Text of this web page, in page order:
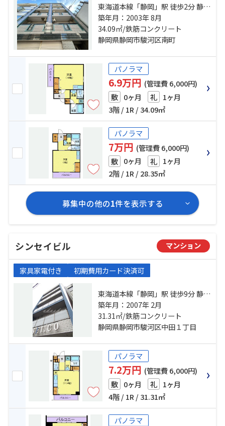
東海道本線「静岡」駅 徒歩2分 静岡
鉄道静岡清水線「新静岡」駅 徒歩
11分 静岡鉄道静岡清水線「日吉
町」駅 徒歩13分
築年月：2003年 8月
34.09㎡/鉄筋コンクリート
静岡県静岡市駿河区南町
パノラマ
6.9万円 (管理費 6,000円)
敷 0ヶ月 礼 1ヶ月
3階 / 1R / 34.09㎡
パノラマ
7万円 (管理費 6,000円)
敷 0ヶ月 礼 1ヶ月
2階 / 1R / 28.35㎡
募集中の他の1件を表示する
シンセイビル マンション
家具家電付き 初期費用カード決済可
東海道本線「静岡」駅 徒歩9分 静岡
鉄道静岡清水線「新静岡」駅 徒歩
17分 静岡鉄道静岡清水線「日吉
町」駅 徒歩19分
築年月：2007年 2月
31.31㎡/鉄筋コンクリート
静岡県静岡市駿河区中田１丁目
パノラマ
7.2万円 (管理費 6,000円)
敷 0ヶ月 礼 1ヶ月
4階 / 1R / 31.31㎡
パノラマ